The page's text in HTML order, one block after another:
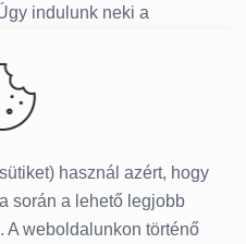
indulunk neki a
– mivel
hatékonyan a
használ azért, hogy
során a lehető legjobb
A weboldalunkon történő